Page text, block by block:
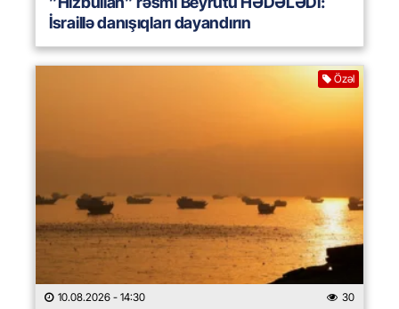
İsraillə danışıqları dayandırın
Özəl
10.08.2026 - 14:30 30